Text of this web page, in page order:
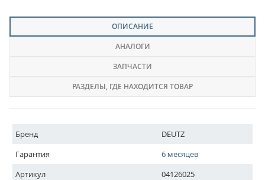
ОПИСАНИЕ
АНАЛОГИ
ЗАПЧАСТИ
РАЗДЕЛЫ, ГДЕ НАХОДИТСЯ ТОВАР
Бренд
DEUTZ
Гарантия
6 месяцев
Артикул
04126025